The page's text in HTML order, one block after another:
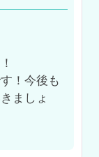
！今後も
ましょ